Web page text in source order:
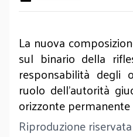
La nuova
sul binario della
responsabilità degli
ruolo dell’autorità
orizzonte
Riproduzione riservata